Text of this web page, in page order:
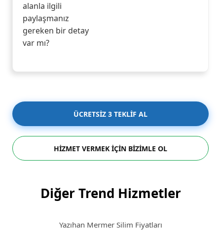
alanla ilgili
paylaşmanız
gereken bir detay
var mı?
ÜCRETSİZ 3 TEKLİF AL
HİZMET VERMEK İÇİN BİZİMLE OL
Diğer Trend Hizmetler
Yazıhan Mermer Silim Fiyatları